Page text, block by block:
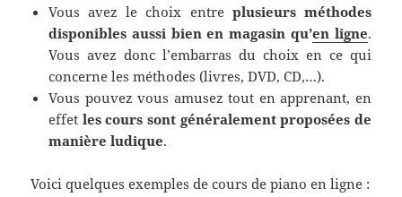
Vous avez le choix entre plusieurs méthodes
disponibles aussi bien en magasin qu’en ligne.
Vous avez donc l’embarras du choix en ce qui
concerne les méthodes (livres, DVD, CD,…).
Vous pouvez vous amusez tout en apprenant, en
effet les cours sont généralement proposées de
manière ludique.
Voici quelques exemples de cours de piano en ligne :